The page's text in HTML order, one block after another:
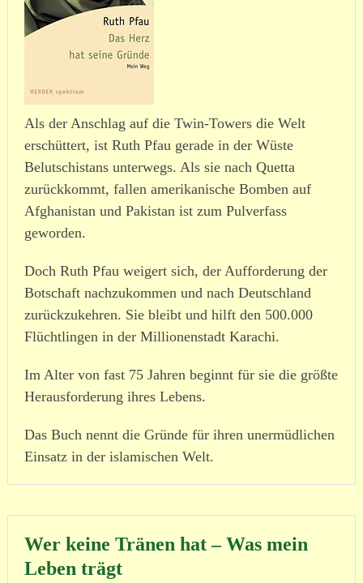
Als der Anschlag auf die Twin-Towers die Welt
erschüttert, ist Ruth Pfau gerade in der Wüste
Belutschistans unterwegs. Als sie nach Quetta
zurück­kommt, fallen ameri­ka­nische Bomben auf
Afghanistan und Pakistan ist zum Pulverfass
geworden.
Doch Ruth Pfau weigert sich, der Aufforderung der
Botschaft nach­zu­kommen und nach Deutschland
zurück­zu­kehren. Sie bleibt und hilft den 500.000
Flüchtlingen in der Millionenstadt Karachi.
Im Alter von fast 75 Jahren beginnt für sie die größte
Herausforderung ihres Lebens.
Das Buch nennt die Gründe für ihren uner­müd­lichen
Einsatz in der isla­mi­schen Welt.
Wer keine Tränen hat – Was mein
Leben trägt